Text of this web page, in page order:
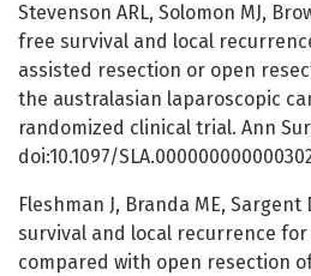
Stevenson ARL, Solomon MJ,
free survival and local
assisted resection or open
the australasian laparoscopic
randomized clinical trial. Ann
doi:10.1097/
Fleshman J, Branda ME,
survival and local recurrence
compared with open resection